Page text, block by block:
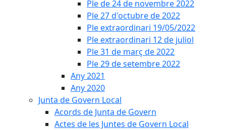
Ple de 24 de novembre 2022
Ple 27 d'octubre de 2022
Ple extraordinari 19/05/2022
Ple extraordinari 12 de juliol
Ple 31 de març de 2022
Ple 29 de setembre 2022
Any 2021
Any 2020
Junta de Govern Local
Acords de Junta de Govern
Actes de les Juntes de Govern Local